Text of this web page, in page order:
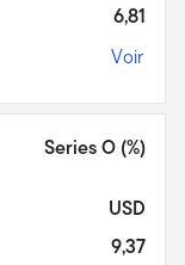
6,81
Voir
Series O (%)
USD
9,37